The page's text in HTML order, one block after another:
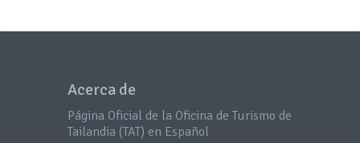
Acerca de
Página Oficial de la Oficina de Turismo de
Tailandia (TAT) en Español